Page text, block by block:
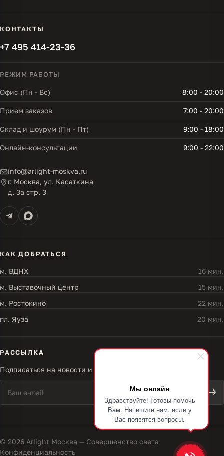
Мы онлайн
Здравствуйте! Готовы помочь
Вам. Напишите нам, если у
Вас появятся вопросы.
КОНТАКТЫ
+7 495 414-23-36
РЕЖИМ РАБОТЫ
Офис (Пн - Вс) 8:00 - 20:00
Прием заказов 7:00 - 20:00
Склад и шоурум (Пн - Пт) 9:00 - 18:00
Онлайн-консультации 9:00 - 22:00
info@arlight-moskva.ru
г. Москва, ул. Касаткина
д. 3а стр. 3
КАК ДОБРАТЬСЯ
м. ВДНХ
16 мин.
м. Выставочный центр
15 мин.
м. Ростокино
22 мин.
пл. Яуза
20 мин.
РАССЫЛКА
Подписаться на новости и акции
© 2026 Arlight Москва — Совершенство света
Конфиденциальность